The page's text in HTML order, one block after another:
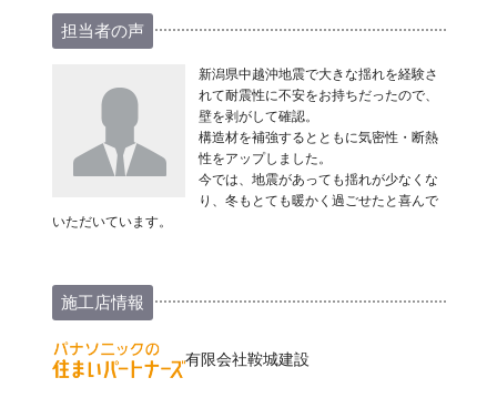
担当者の声
新潟県中越沖地震で大きな揺れを経験さ
れて耐震性に不安をお持ちだったので、
壁を剥がして確認。
構造材を補強するとともに気密性・断熱
性をアップしました。
今では、地震があっても揺れが少なくな
り、冬もとても暖かく過ごせたと喜んで
いただいています。
施工店情報
有限会社鞍城建設